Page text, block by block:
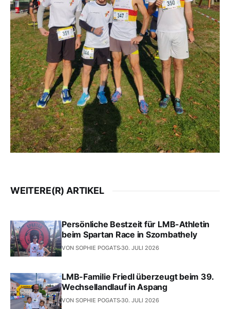
WEITERE(R) ARTIKEL
Persönliche Bestzeit für LMB-Athletin
beim Spartan Race in Szombathely
VON SOPHIE POGATS 30. JULI 2026
LMB-Familie Friedl überzeugt beim 39.
Wechsellandlauf in Aspang
VON SOPHIE POGATS 30. JULI 2026